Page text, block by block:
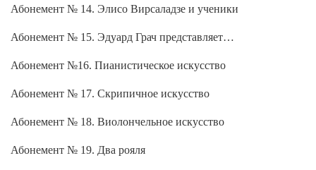
Абонемент № 14. Элисо Вирсаладзе и ученики
Абонемент № 15. Эдуард Грач представляет…
Абонемент №16. Пианистическое искусство
Абонемент № 17. Скрипичное искусство
Абонемент № 18. Виолончельное искусство
Абонемент № 19. Два рояля